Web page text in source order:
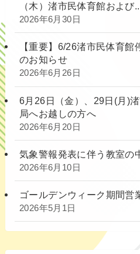
（木）渚市民体育館および
2026年6月30日
【重要】6/26渚市民体育
のお知らせ
2026年6月26日
6月26日（金）、29日(月)
局へお越しの方へ
2026年6月20日
気象警報発表に伴う教室の
2026年6月10日
ゴールデンウィーク期間営
2026年5月1日